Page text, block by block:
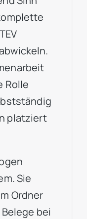
Rolle
platziert
Sie
Ordner
bei